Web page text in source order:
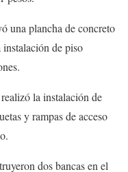
una plancha de concreto
instalación de piso
la instalación de
y rampas de acceso
dos bancas en el